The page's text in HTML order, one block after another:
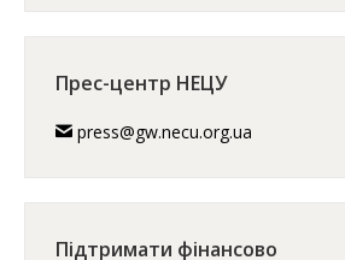
Прес-центр НЕЦУ
press@gw.necu.org.ua
Підтримати фінансово